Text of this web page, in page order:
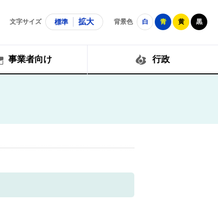
文字サイズ 標準 拡大 背景色 白 青 黄 黒
事業者向け 行政